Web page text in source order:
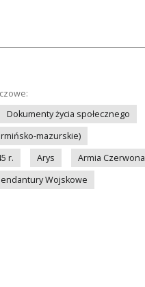
Dokumenty życia społecznego
mazurskie)
r.
Arys
Armia Czerwona
Wojskowe